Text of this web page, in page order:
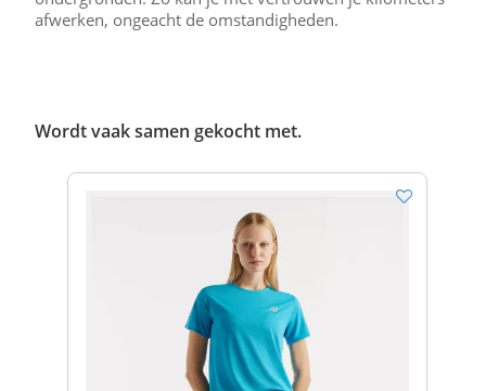
afwerken, ongeacht de omstandigheden.
Wordt vaak samen gekocht met.